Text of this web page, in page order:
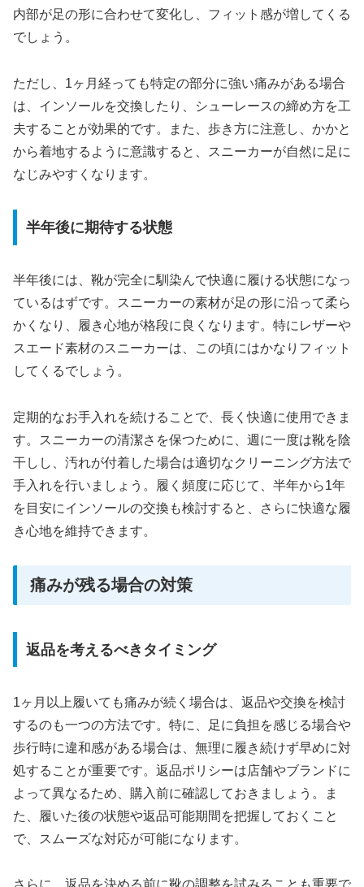
内部が足の形に合わせて変化し、フィット感が増してくる
でしょう。
ただし、1ヶ月経っても特定の部分に強い痛みがある場合
は、インソールを交換したり、シューレースの締め方を工
夫することが効果的です。また、歩き方に注意し、かかと
から着地するように意識すると、スニーカーが自然に足に
なじみやすくなります。
半年後に期待する状態
半年後には、靴が完全に馴染んで快適に履ける状態になっ
ているはずです。スニーカーの素材が足の形に沿って柔ら
かくなり、履き心地が格段に良くなります。特にレザーや
スエード素材のスニーカーは、この頃にはかなりフィット
してくるでしょう。
定期的なお手入れを続けることで、長く快適に使用できま
す。スニーカーの清潔さを保つために、週に一度は靴を陰
干しし、汚れが付着した場合は適切なクリーニング方法で
手入れを行いましょう。履く頻度に応じて、半年から1年
を目安にインソールの交換も検討すると、さらに快適な履
き心地を維持できます。
痛みが残る場合の対策
返品を考えるべきタイミング
1ヶ月以上履いても痛みが続く場合は、返品や交換を検討
するのも一つの方法です。特に、足に負担を感じる場合や
歩行時に違和感がある場合は、無理に履き続けず早めに対
処することが重要です。返品ポリシーは店舗やブランドに
よって異なるため、購入前に確認しておきましょう。ま
た、履いた後の状態や返品可能期間を把握しておくこと
で、スムーズな対応が可能になります。